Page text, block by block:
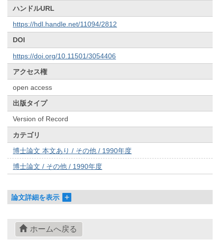
ハンドルURL
https://hdl.handle.net/11094/2812
DOI
https://doi.org/10.11501/3054406
アクセス権
open access
出版タイプ
Version of Record
カテゴリ
博士論文 本文あり / その他 / 1990年度
博士論文 / その他 / 1990年度
論文詳細を表示
ホームへ戻る